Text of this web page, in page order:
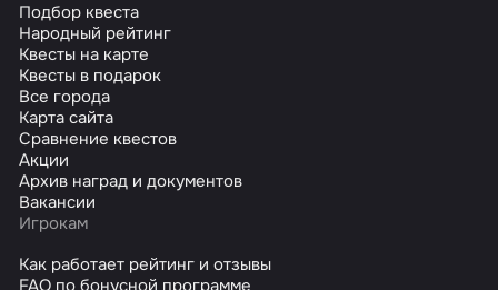
Подбор квеста
Народный рейтинг
Квесты на карте
Квесты в подарок
Все города
Карта сайта
Сравнение квестов
Акции
Архив наград и документов
Вакансии
Игрокам
Как работает рейтинг и отзывы
FAQ по бонусной программе